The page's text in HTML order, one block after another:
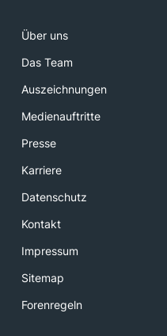
Über uns
Das Team
Auszeichnungen
Medienauftritte
Presse
Karriere
Datenschutz
Kontakt
Impressum
Sitemap
Forenregeln